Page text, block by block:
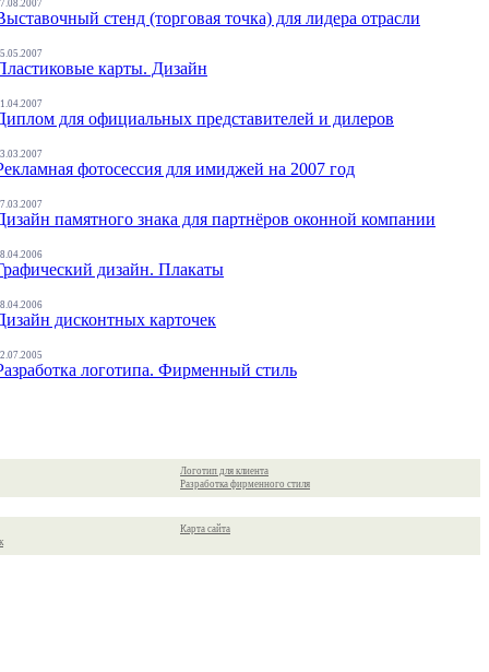
стенд (торговая точка) для лидера отрасли
карты. Дизайн
для официальных представителей и дилеров
фотосессия для имиджей на 2007 год
памятного знака для партнёров оконной компании
дизайн. Плакаты
дисконтных карточек
логотипа. Фирменный стиль
Логотип для клиента
Разработка фирменного стиля
Карта сайта